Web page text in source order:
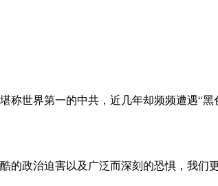
称世界第一的中共，近几年却频频遭遇“黑
的政治迫害以及广泛而深刻的恐惧，我